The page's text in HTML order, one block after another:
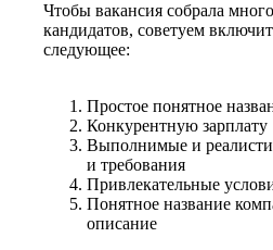
Чтобы вакансия собрала
кандидатов, советуем
следующее:
Простое понятное
Конкурентную зарплату
Выполнимые и
и требования
Привлекательные
Понятное название
описание